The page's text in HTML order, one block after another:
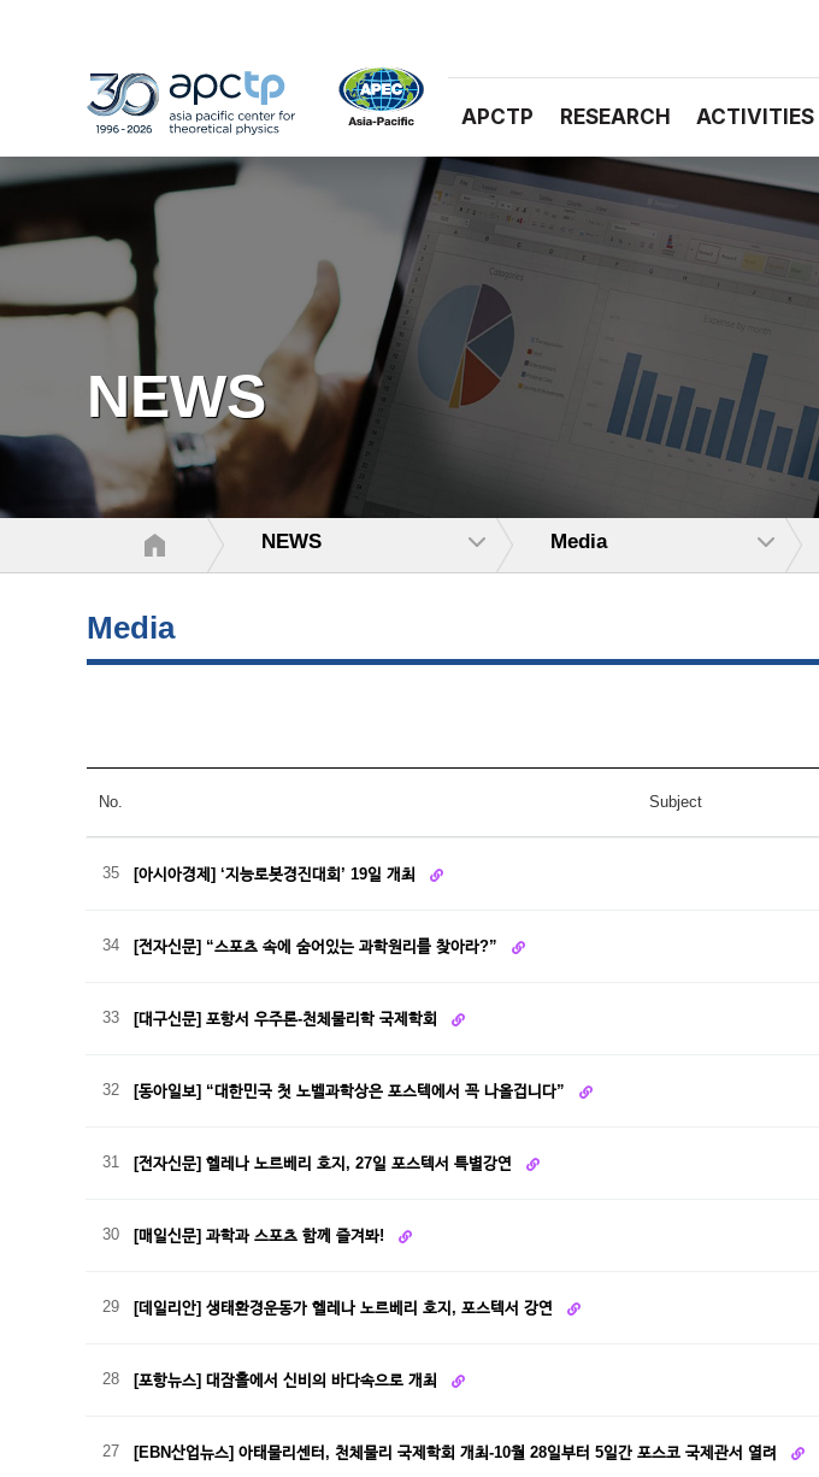
APCTP RESEARCH ACTIVITIES
NEWS
NEWS Media
Media
No. Subject
35 [아시아경제] ‘지능로봇경진대회’ 19일 개최
34 [전자신문] “스포츠 속에 숨어있는 과학원리를 찾아라?”
33 [대구신문] 포항서 우주론-천체물리학 국제학회
32 [동아일보] “대한민국 첫 노벨과학상은 포스텍에서 꼭 나올겁니다”
31 [전자신문] 헬레나 노르베리 호지, 27일 포스텍서 특별강연
30 [매일신문] 과학과 스포츠 함께 즐겨봐!
29 [데일리안] 생태환경운동가 헬레나 노르베리 호지, 포스텍서 강연
28 [포항뉴스] 대잠홀에서 신비의 바다속으로 개최
27 [EBN산업뉴스] 아태물리센터, 천체물리 국제학회 개최-10월 28일부터 5일간 포스코 국제관서 열려